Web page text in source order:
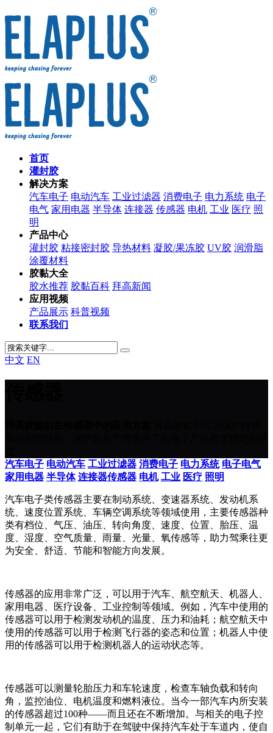
首页
灌封胶
解决方案
汽车电子 电动汽车 工业过滤器 消费电子 电力系统 电子
电气 家用电器 半导体 连接器 传感器 电机 工业 医疗 照
明
产品中心
灌封胶 粘接密封胶 导热材料 凝胶/果冻胶 UV胶 润滑脂
涂覆材料
胶黏大全
胶水推荐 胶黏百科 拜高新闻
应用视频
产品展示 科普视频
联系我们
中文 EN
汽车电子 电动汽车 工业过滤器 消费电子 电力系统 电子电气
家用电器 半导体 连接器传感器 电机 工业 医疗 照明
汽车电子类传感器主要在制动系统、变速器系统、发动机系
统、速度位置系统、车辆空调系统等领域使用，主要传感器种
类有档位、气压、油压、转向角度、速度、位置、胎压、温
度、湿度、空气质量、雨量、光量、氧传感等，助力驾乘往更
为安全、舒适、节能和智能方向发展。
传感器的应用非常广泛，可以用于汽车、航空航天、机器人、
家用电器、医疗设备、工业控制等领域。例如，汽车中使用的
传感器可以用于检测发动机的温度、压力和油耗；航空航天中
使用的传感器可以用于检测飞行器的姿态和位置；机器人中使
用的传感器可以用于检测机器人的运动状态等。
传感器可以测量轮胎压力和车轮速度，检查车轴负载和转向
角，监控油位、电机温度和燃料液位。当今一部汽车内所安装
的传感器超过100种——而且还在不断增加。与相关的电子控
制单元一起，它们有助于在驾驶中保持汽车处于车道内，使自